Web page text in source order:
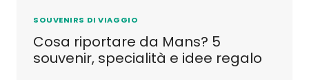
SOUVENIRS DI VIAGGIO
Cosa riportare da Mans? 5
souvenir, specialità e idee regalo